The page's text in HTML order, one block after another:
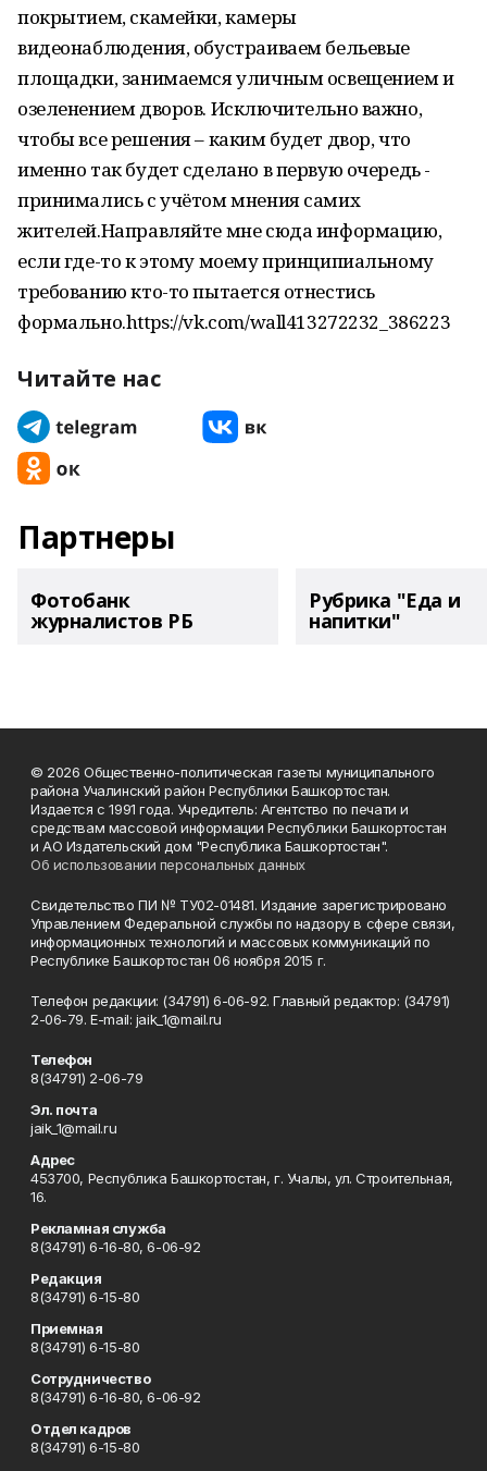
покрытием, скамейки, камеры
видеонаблюдения, обустраиваем бельевые
площадки, занимаемся уличным освещением и
озеленением дворов. Исключительно важно,
чтобы все решения – каким будет двор, что
именно так будет сделано в первую очередь -
принимались с учётом мнения самих
жителей.Направляйте мне сюда информацию,
если где-то к этому моему принципиальному
требованию кто-то пытается отнестись
формально.https://vk.com/wall413272232_386223
Читайте нас
Партнеры
Фотобанк
журналистов РБ
Рубрика "Еда и
напитки"
© 2026 Общественно-политическая газеты муниципального
района Учалинский район Республики Башкортостан.
Издается с 1991 года. Учредитель: Агентство по печати и
средствам массовой информации Республики Башкортостан
и АО Издательский дом "Республика Башкортостан".
Об использовании персональных данных
Свидетельство ПИ № ТУ02-01481. Издание зарегистрировано
Управлением Федеральной службы по надзору в сфере связи,
информационных технологий и массовых коммуникаций по
Республике Башкортостан 06 ноября 2015 г.
Телефон редакции: (34791) 6-06-92. Главный редактор: (34791)
2-06-79. Е-mаil: jaik_1@mail.ru
Телефон
8(34791) 2-06-79
Эл. почта
jaik_1@mail.ru
Адрес
453700, Республика Башкортостан, г. Учалы, ул. Строительная,
16.
Рекламная служба
8(34791) 6-16-80, 6-06-92
Редакция
8(34791) 6-15-80
Приемная
8(34791) 6-15-80
Сотрудничество
8(34791) 6-16-80, 6-06-92
Отдел кадров
8(34791) 6-15-80